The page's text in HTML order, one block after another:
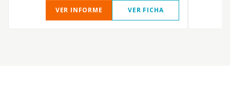
VER INFORME VER FICHA